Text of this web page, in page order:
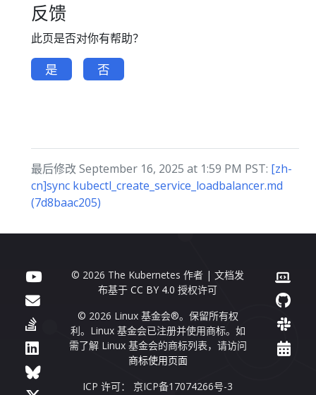
反馈
此页是否对你有帮助？
是 否
最后修改 September 16, 2025 at 1:59 PM PST: [zh-
cn]sync kubectl_create_service_loadbalancer.md
(7d8baac205)
© 2026 The Kubernetes 作者 | 文档发
布基于CC BY 4.0 授权许可
© 2026 Linux 基金会®。保留所有权
利。Linux 基金会已注册并使用商标。如
需了解 Linux 基金会的商标列表，请访问
商标使用页面
ICP 许可： 京ICP备17074266号-3